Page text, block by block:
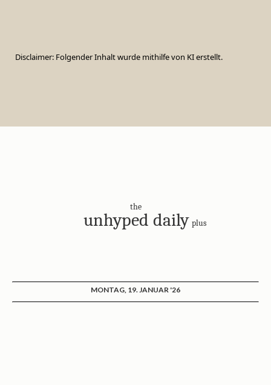
Disclaimer: Folgender Inhalt wurde mithilfe von KI erstellt.
the
unhyped daily plus
MONTAG, 19. JANUAR '26